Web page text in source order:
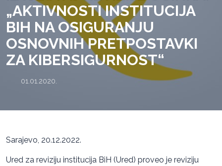
„AKTIVNOSTI INSTITUCIJA
BIH NA OSIGURANJU
OSNOVNIH PRETPOSTAVKI
ZA KIBERSIGURNOST“
01.01.2020.
Sarajevo, 20.12.2022.
Ured za reviziju institucija BiH (Ured) proveo je reviziju